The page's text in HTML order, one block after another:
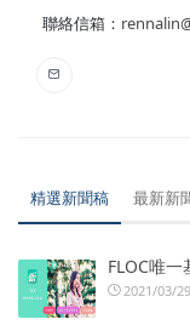
聯絡信箱：
精選新聞稿 最新新
FLOC唯
2021/03/29